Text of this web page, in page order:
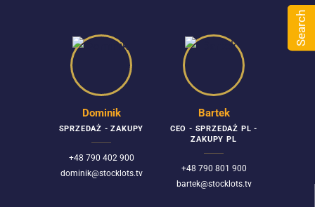
Dominik
SPRZEDAŻ - ZAKUPY
+48 790 402 900
dominik@stocklots.tv
Bartek
CEO - SPRZEDAŻ PL -
ZAKUPY PL
+48 790 801 900
bartek@stocklots.tv
Search